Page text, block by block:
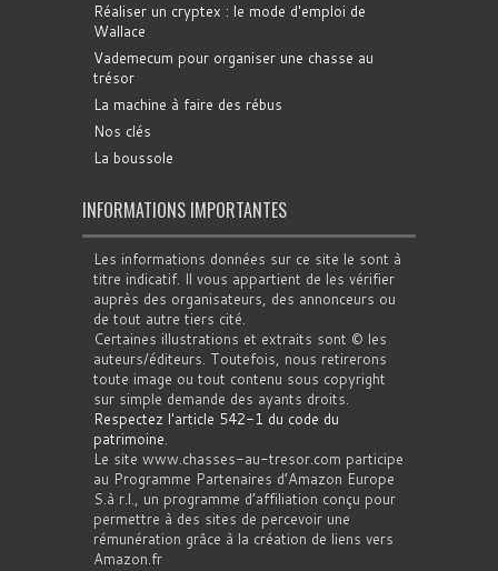
Réaliser un cryptex : le mode d'emploi de
Wallace
Vademecum pour organiser une chasse au
trésor
La machine à faire des rébus
Nos clés
La boussole
INFORMATIONS IMPORTANTES
Les informations données sur ce site le sont à
titre indicatif. Il vous appartient de les vérifier
auprès des organisateurs, des annonceurs ou
de tout autre tiers cité.
Certaines illustrations et extraits sont © les
auteurs/éditeurs. Toutefois, nous retirerons
toute image ou tout contenu sous copyright
sur simple demande des ayants droits.
Respectez l'article 542-1 du code du
patrimoine.
Le site www.chasses-au-tresor.com participe
au Programme Partenaires d’Amazon Europe
S.à r.l., un programme d’affiliation conçu pour
permettre à des sites de percevoir une
rémunération grâce à la création de liens vers
Amazon.fr